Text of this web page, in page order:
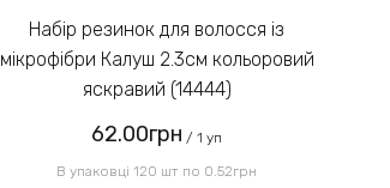
Набір резинок для волосся із
мікрофібри Калуш 2.3см кольоровий
яскравий (14444)
62.00грн / 1 уп
В упаковці 120 шт по 0.52грн